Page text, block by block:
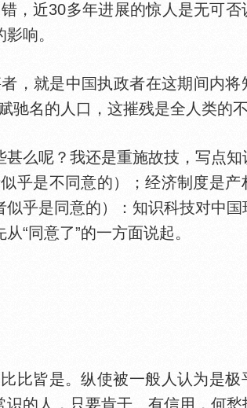
，近30多年进展的惊人是无可否
响。
，就是中
执政者在这期间内将
驰名的人口，这摧残是全人类的不
么呢？我还是重施故技，写点知
乎是不同意的）；经济制度是产
似乎是同意的）：知识科技对中
“同意了”的一方面说起。
皆是。纵使被一般人认为是极
的人，只要肯干、有信用，何愁